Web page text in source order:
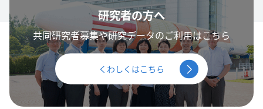
研究者の方へ
共同研究者募集や研究データのご利用はこちら
くわしくはこちら